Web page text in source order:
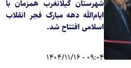
شهرستان گیلانغرب همزمان با
ایام‌الله دهه مبارک فجر انقلاب
اسلامی افتتاح شد.
09:04 - 1404/11/16